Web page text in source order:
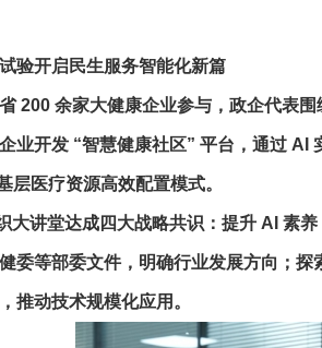
验开启民生服务智能化新篇
余家大健康企业参与，政企代表围
业开发 “智慧健康社区” 平台，通过
层医疗资源高效配置模式。
讲堂达成四大战略共识：提升 AI 素养
委等部委文件，明确行业发展方向；
推动技术规模化应用。